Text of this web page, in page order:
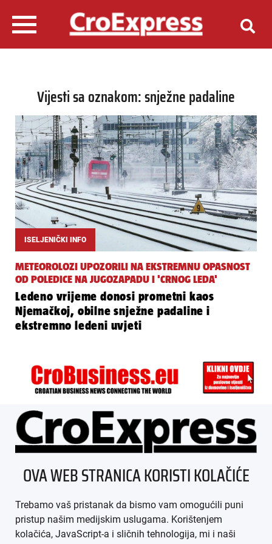
Vijesti sa oznakom: snježne padaline
ISELJENIČKI INFO
METEOROLOZI UPOZORILI NA EKSTREMNU OPASNOST
OD POLEDICE NA JUGOZAPADU I 'CRNOG LEDA'
Ledeno vrijeme donosi prometni kaos
Njemačkoj, obilne snježne padaline i
ekstremno ledeni uvjeti
ÜBER UNS
IMPRESSUM
AGB
DATENSCHUTZ
OVA WEB STRANICA KORISTI KOLAČIĆE
Trebamo vaš pristanak da bismo vam omogućili puni
pristup našim medijskim uslugama. Korištenjem
kolačića, JavaScript-a i sličnih tehnologija, mi i naši